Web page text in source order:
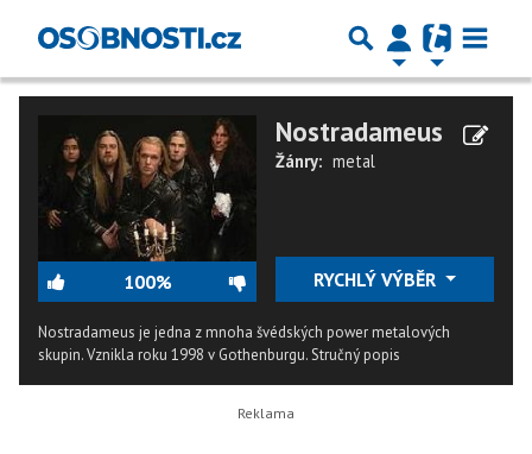
100%
Nostradameus
Žánry: metal
RYCHLÝ VÝBĚR
Nostradameus je jedna z mnoha švédských power metalových
skupin. Vznikla roku 1998 v Gothenburgu.Stručný popis